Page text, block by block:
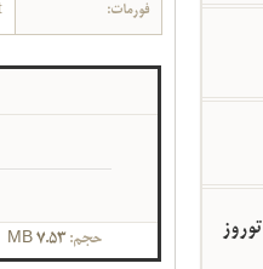
فورمات:
حجم: 7.53 MB توروز